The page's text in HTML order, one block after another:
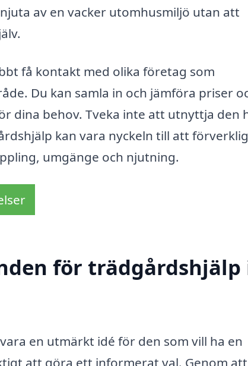
av en vacker utomhusmiljö utan att
få kontakt med olika företag som
Du kan samla in och jämföra priser
dina behov. Tveka inte att utnyttja den
kan vara nyckeln till att
umgänge och njutning.
för trädgårdshjälp
en utmärkt idé för den som vill ha en
att göra ett informerat val. Genom att